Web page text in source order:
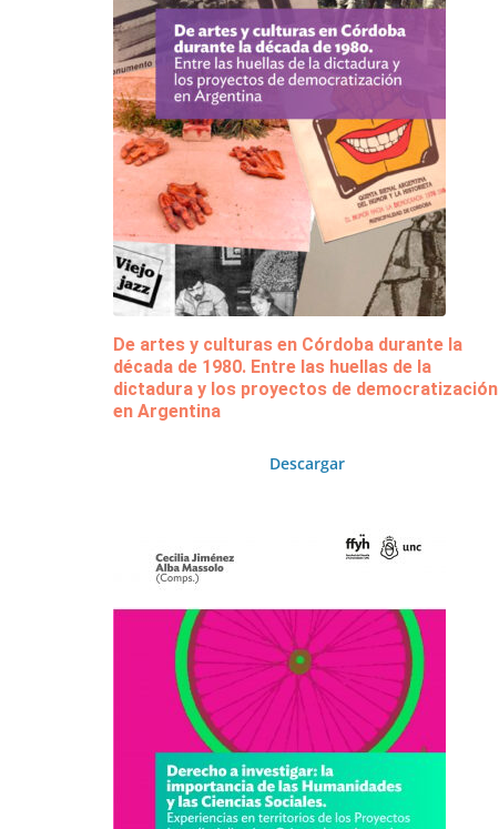
De artes y culturas en Córdoba durante la
década de 1980. Entre las huellas de la
dictadura y los proyectos de democratización
en Argentina
Descargar